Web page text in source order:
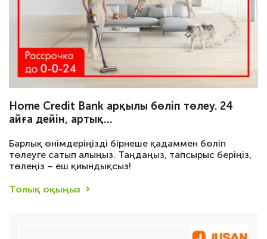
Home Credit Bank арқылы бөліп төлеу. 24
айға дейін, артық…
Барлық өнімдеріңізді бірнеше қадаммен бөліп
төлеуге сатып алыңыз. Таңдаңыз, тапсырыс беріңіз,
төлеңіз – еш қиындықсыз!
Толық оқыңыз